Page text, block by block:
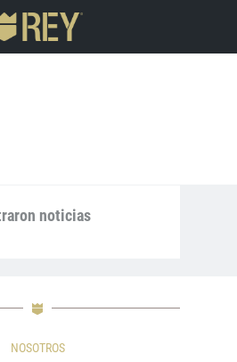
noticias
NOSOTROS